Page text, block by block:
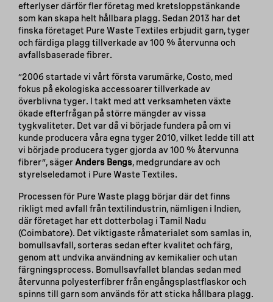
efterlyser därför fler företag med kretsloppstänkande
som kan skapa helt hållbara plagg. Sedan 2013 har det
finska företaget Pure Waste Textiles erbjudit garn, tyger
och färdiga plagg tillverkade av 100 % återvunna och
avfallsbaserade fibrer.
”2006 startade vi vårt första varumärke, Costo, med
fokus på ekologiska accessoarer tillverkade av
överblivna tyger. I takt med att verksamheten växte
ökade efterfrågan på större mängder av vissa
tygkvaliteter. Det var då vi började fundera på om vi
kunde producera våra egna tyger 2010, vilket ledde till att
vi började producera tyger gjorda av 100 % återvunna
fibrer”, sägerAnders Bengs, medgrundare av och
styrelseledamot i Pure Waste Textiles.
Processen för Pure Waste plagg börjar där det finns
rikligt med avfall från textilindustrin, nämligen i Indien,
där företaget har ett dotterbolag i Tamil Nadu
(Coimbatore). Det viktigaste råmaterialet som samlas in,
bomullsavfall, sorteras sedan efter kvalitet och färg,
genom att undvika användning av kemikalier och utan
färgningsprocess. Bomullsavfallet blandas sedan med
återvunna polyesterfibrer från engångsplastflaskor och
spinns till garn som används för att sticka hållbara plagg.